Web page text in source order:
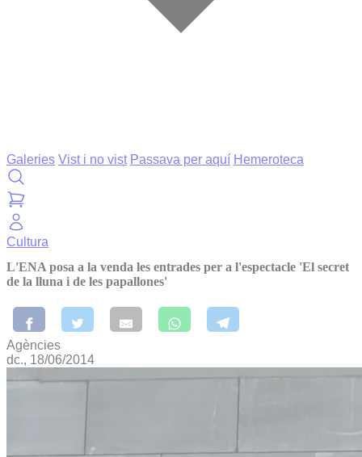
Galeries Vist i no vist Passava per aquí Hemeroteca
Cultura
L'ENA posa a la venda les entrades per a l'espectacle 'El secret
de la lluna i de les papallones'
Agències
dc., 18/06/2014